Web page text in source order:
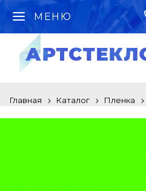
МЕНЮ
Главная Каталог Пленка